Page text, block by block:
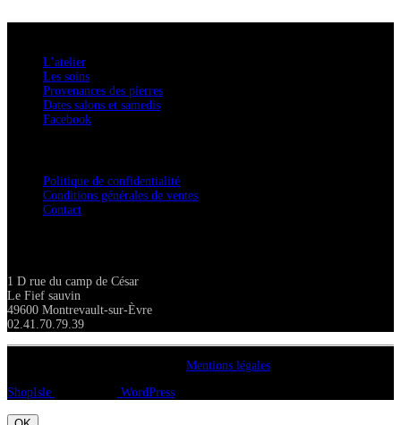
L’atelier
Les soins
Provenances des pierres
Dates salons et samedis
Facebook
Politique de confidentialité
Conditions générales de ventes
Contact
1 D rue du camp de César
Le Fief sauvin
49600 Montrevault-sur-Èvre
02.41.70.79.39
Mentions légales
ShopIsle
WordPress